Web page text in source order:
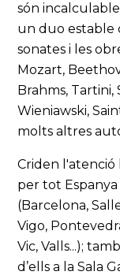
són
un duo estable
sonates i les
Mozart,
Brahms, Tartini,
Wieniawski,
molts altres
Criden l'atenció
per tot
(Barcelona,
Vigo,
Vic, Valls...);
d’ells a la Sala